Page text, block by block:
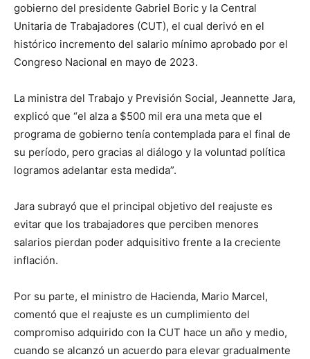
gobierno del presidente Gabriel Boric y la Central
Unitaria de Trabajadores (CUT), el cual derivó en el
histórico incremento del salario mínimo aprobado por el
Congreso Nacional en mayo de 2023.
La ministra del Trabajo y Previsión Social, Jeannette Jara,
explicó que “el alza a $500 mil era una meta que el
programa de gobierno tenía contemplada para el final de
su período, pero gracias al diálogo y la voluntad política
logramos adelantar esta medida”.
Jara subrayó que el principal objetivo del reajuste es
evitar que los trabajadores que perciben menores
salarios pierdan poder adquisitivo frente a la creciente
inflación.
Por su parte, el ministro de Hacienda, Mario Marcel,
comentó que el reajuste es un cumplimiento del
compromiso adquirido con la CUT hace un año y medio,
cuando se alcanzó un acuerdo para elevar gradualmente